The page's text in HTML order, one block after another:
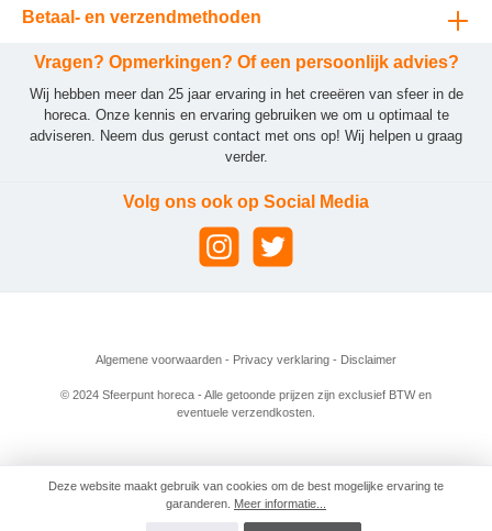
Betaal- en verzendmethoden
Vragen? Opmerkingen? Of een persoonlijk advies?
Wij hebben meer dan 25 jaar ervaring in het creeëren van sfeer in de
horeca. Onze kennis en ervaring gebruiken we om u optimaal te
adviseren. Neem dus gerust contact met ons op! Wij helpen u graag
verder.
Volg ons ook op Social Media
Algemene voorwaarden - Privacy verklaring - Disclaimer
© 2024 Sfeerpunt horeca - Alle getoonde prijzen zijn exclusief BTW en
eventuele verzendkosten.
Deze website maakt gebruik van cookies om de best mogelijke ervaring te
garanderen. Meer informatie...